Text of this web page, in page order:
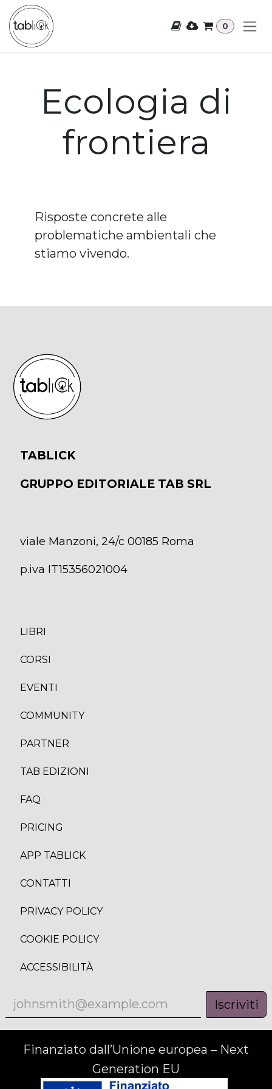
Passa al contenuto
0
Ecologia di
frontiera
Risposte concrete alle
problematiche ambientali che
stiamo vivendo.
TABLICK
GRUPPO EDITORIALE TAB SRL
viale Manzoni, 24/c 00185 Roma
p.iva IT15356021004
LIBRI
CORSI
EVENTI
COMMUNITY
PARTNER
TAB EDIZIONI
FAQ
PRICING
APP TABLICK
CONTATTI
PRIVACY POLICY
COOKIE POLICY
ACCESSIBILITÀ
Iscriviti
Finanziato dall’Unione europea – Next
Generation EU